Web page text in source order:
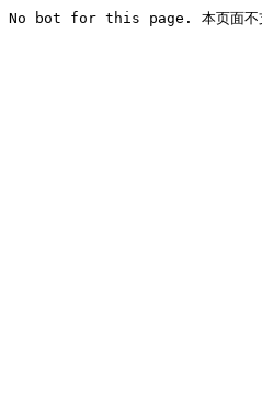
No bot for this page. 本页面不支持